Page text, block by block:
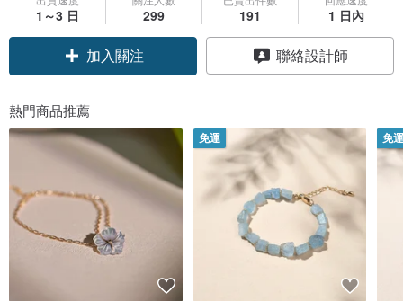
1～3 日 299 191 1 日內
加入關注 聯絡設計師
熱門商品推薦
免運 免